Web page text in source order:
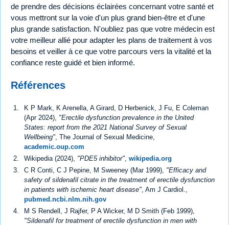
de prendre des décisions éclairées concernant votre santé et
vous mettront sur la voie d'un plus grand bien-être et d'une
plus grande satisfaction. N'oubliez pas que votre médecin est
votre meilleur allié pour adapter les plans de traitement à vos
besoins et veiller à ce que votre parcours vers la vitalité et la
confiance reste guidé et bien informé.
Références
K P Mark, K Arenella, A Girard, D Herbenick, J Fu, E Coleman
(Apr 2024), "Erectile dysfunction prevalence in the United
States: report from the 2021 National Survey of Sexual
Wellbeing", The Journal of Sexual Medicine,
academic.oup.com
Wikipedia (2024), "PDE5 inhibitor" wikipedia.org
C R Conti, C J Pepine, M Sweeney (Mar 1999), "Efficacy and
safety of sildenafil citrate in the treatment of erectile dysfunction
in patients with ischemic heart disease" , Am J Cardiol.,
pubmed.ncbi.nlm.nih.gov
M S Rendell, J Rajfer, P A Wicker, M D Smith (Feb 1999),
"Sildenafil for treatment of erectile dysfunction in men with